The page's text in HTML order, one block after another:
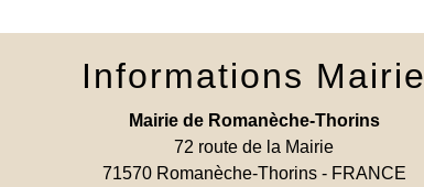
Informations Mairie
Mairie de Romanèche-Thorins
72 route de la Mairie
71570 Romanèche-Thorins - FRANCE